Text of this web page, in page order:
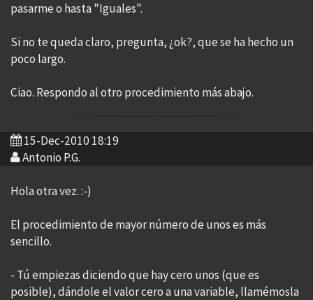
pasarme o hasta "Iguales".
Si no te queda claro, pregunta, ¿ok?, que se ha hecho un
poco largo.
Ciao. Respondo al otro procedimiento más abajo.
15-Dec-2010 18:19
Antonio P.G.
Hola otra vez. :-)
El procedimiento de mayor número de unos es más
sencillo.
- Tú empiezas diciendo que hay cero unos (que es
posible), dándole el valor cero a una variable, llamémosla